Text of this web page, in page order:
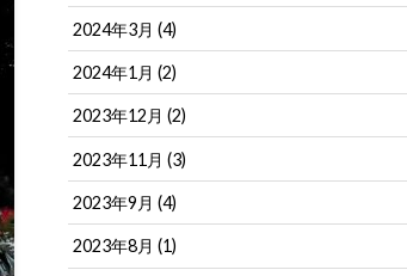
2024年3月 (4)
2024年1月 (2)
2023年12月 (2)
2023年11月 (3)
2023年9月 (4)
2023年8月 (1)